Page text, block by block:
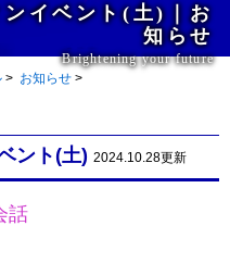
イベント(土)｜お
知らせ
Brightening your future
> お知らせ >
ント(土) 2024.10.28更新
話